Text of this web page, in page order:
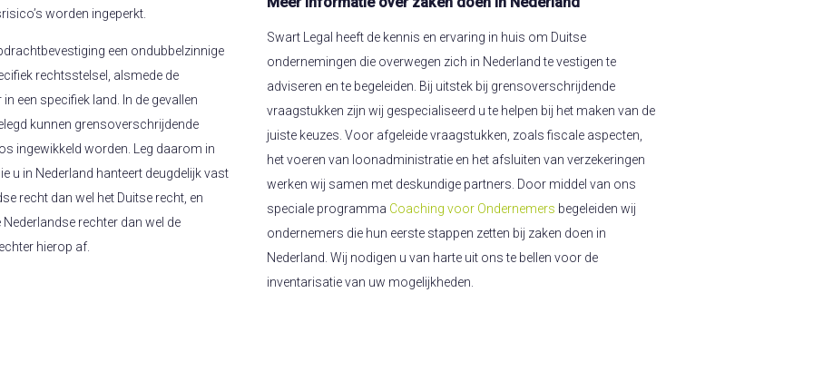
worden ingeperkt.
een ondubbelzinnige
rechtsstelsel, alsmede de
een specifiek land. In de gevallen
kunnen grensoverschrijdende
ingewikkeld worden. Leg daarom in
u in Nederland hanteert deugdelijk vast
recht dan wel het Duitse recht, en
rechter dan wel de
hierop af.
Swart Legal heeft de kennis en ervaring in huis om Duitse
ondernemingen die overwegen zich in Nederland te vestigen te
adviseren en te begeleiden. Bij uitstek bij grensoverschrijdende
vraagstukken zijn wij gespecialiseerd u te helpen bij het maken van de
juiste keuzes. Voor afgeleide vraagstukken, zoals fiscale aspecten,
het voeren van loonadministratie en het afsluiten van verzekeringen
werken wij samen met deskundige partners. Door middel van ons
speciale programma Coaching voor Ondernemers begeleiden wij
ondernemers die hun eerste stappen zetten bij zaken doen in
Nederland. Wij nodigen u van harte uit ons te bellen voor de
inventarisatie van uw mogelijkheden.